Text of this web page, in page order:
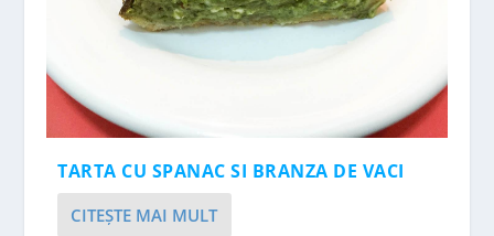
TARTA CU SPANAC SI BRANZA DE VACI
CITEŞTE MAI MULT